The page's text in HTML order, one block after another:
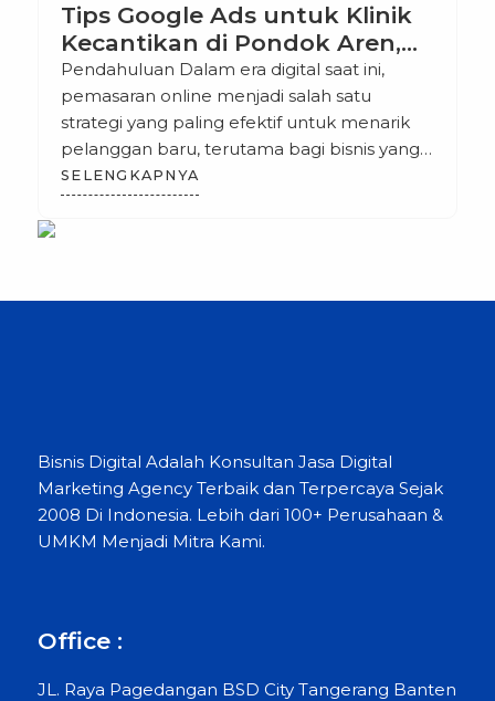
Tips Google Ads untuk Klinik
Kecantikan di Pondok Aren,
Tangerang Selatan
Pendahuluan Dalam era digital saat ini,
pemasaran online menjadi salah satu
strategi yang paling efektif untuk menarik
pelanggan baru, terutama bagi bisnis yang
bergerak di bidang layanan seperti klinik
kecantikan. Salah satu platform yang sangat
memaksimalkan penggunaan Google Ads
SELENGKAPNYA
Bisnis Digital Adalah Konsultan Jasa Digital
Marketing Agency Terbaik dan Terpercaya Sejak
2008 Di Indonesia. Lebih dari 100+ Perusahaan &
UMKM Menjadi Mitra Kami.
Office :
JL. Raya Pagedangan BSD City Tangerang Banten